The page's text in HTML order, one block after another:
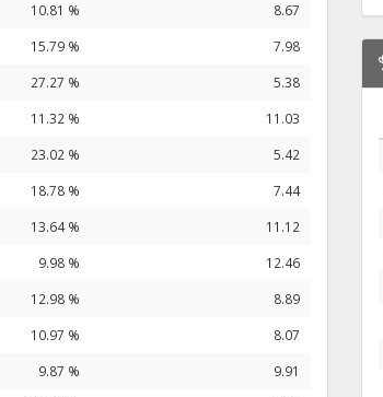
10.81 % 8.67
15.79 % 7.98
27.27 % 5.38
11.32 % 11.03
23.02 % 5.42
18.78 % 7.44
13.64 % 11.12
9.98 % 12.46
12.98 % 8.89
10.97 % 8.07
9.87 % 9.91